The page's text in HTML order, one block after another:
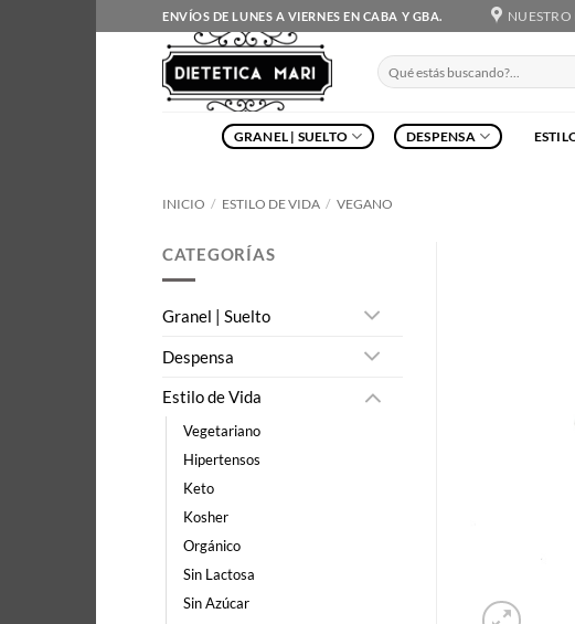
al
contenido
ENVÍOS DE LUNES A VIERNES EN CABA Y GBA. NUESTRO
Buscar
por:
GRANEL | SUELTO DESPENSA
INICIO / ESTILO DE VIDA / VEGANO
CATEGORÍAS
Granel | Suelto
Despensa
Estilo de Vida
Vegetariano
Hipertensos
Keto
Kosher
Orgánico
Sin Lactosa
Sin Azúcar